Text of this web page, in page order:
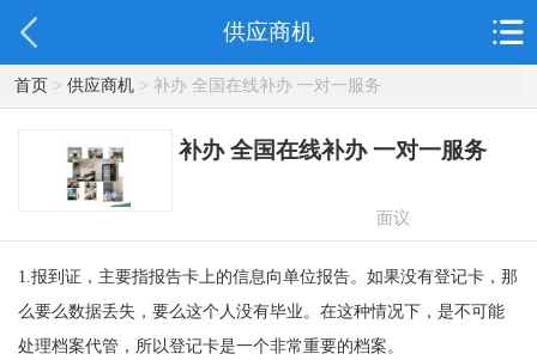
供应商机
首页> 供应商机> 补办 全国在线补办 一对一服务
补办 全国在线补办 一对一服务
面议
1.报到证，主要指报告卡上的信息向单位报告。如果没有登记卡，那
么要么数据丢失，要么这个人没有毕业。在这种情况下，是不可能
处理档案代管，所以登记卡是一个非常重要的档案。